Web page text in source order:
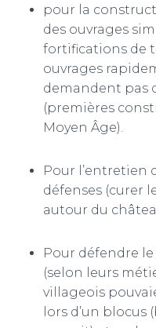
pour la
des ouvrages
fortifications de
ouvrages
demandent pas
(premières
Moyen Âge).
Pour l’entretien
défenses (curer
autour du
Pour défendre
(selon leurs
villageois
lors d’un blocus